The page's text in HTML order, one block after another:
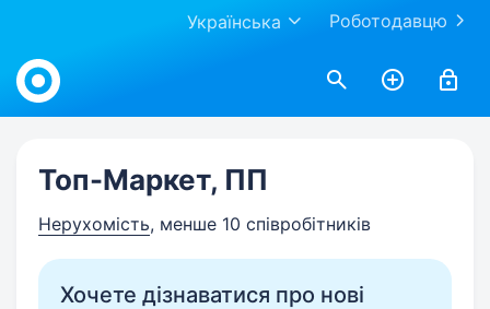
Роботодавцю
Українська
Work.ua
Топ-Маркет, ПП
Нерухомість, менше 10 співробітників
Хочете дізнаватися про нові